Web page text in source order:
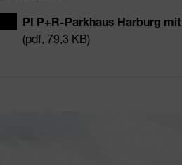
PI P+R-Parkhaus Harburg
(pdf, 79,3 KB)